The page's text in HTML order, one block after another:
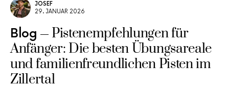
JOSEF
29. JANUAR 2026
Blog
Pistenempfehlungen für
Anfänger: Die besten Übungsareale
und familienfreundlichen Pisten im
Zillertal